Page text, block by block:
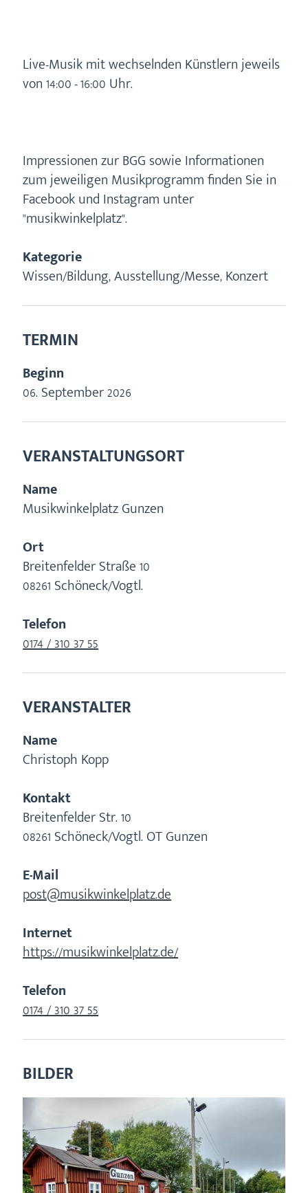
Live-Musik mit wechselnden Künstlern jeweils
von 14:00 - 16:00 Uhr.
Impressionen zur BGG sowie Informationen
zum jeweiligen Musikprogramm finden Sie in
Facebook und Instagram unter
"musikwinkelplatz".
Kategorie
Wissen/Bildung, Ausstellung/Messe, Konzert
TERMIN
Beginn
06. September 2026
VERANSTALTUNGSORT
Name
Musikwinkelplatz Gunzen
Ort
Breitenfelder Straße 10
08261 Schöneck/Vogtl.
Telefon
0174 / 310 37 55
VERANSTALTER
Name
Christoph Kopp
Kontakt
Breitenfelder Str. 10
08261 Schöneck/Vogtl. OT Gunzen
E-Mail
post@musikwinkelplatz.de
Internet
https://musikwinkelplatz.de/
Telefon
0174 / 310 37 55
BILDER